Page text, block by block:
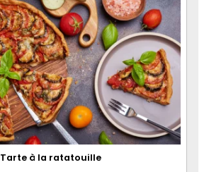
Tarte à la ratatouille